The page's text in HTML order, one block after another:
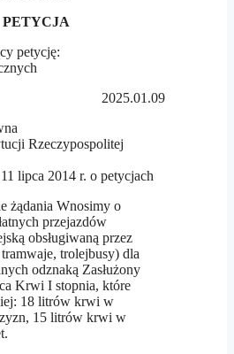
PETYCJA
petycję:
2025.01.09
Rzeczypospolitej
lipca 2014 r. o petycjach
żądania Wnosimy o
przejazdów
obsługiwaną przez
trolejbusy) dla
odznaką Zasłużony
Krwi I stopnia, które
18 litrów krwi w
15 litrów krwi w